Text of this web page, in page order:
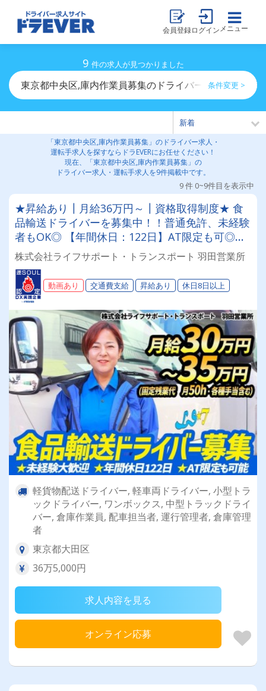
会員登録ログイン メニュー
9 件の求人が見つかりました
東京都中央区,庫内作業員募集のドライバー求人・運転手
条件変更 >
「東京都中央区,庫内作業員募集」のドライバー求人・
運転手求人を探すならドラEVERにお任せください！
現在、「東京都中央区,庫内作業員募集」の
ドライバー求人・運転手求人を9件掲載中です。
9 件 0~9件目を表示中
★昇給あり┃月給36万円～┃資格取得制度★ 食
品輸送ドライバーを募集中！！普通免許、未経験
者もOK◎ 【年間休日：122日】AT限定も可◎ス
キルアップ応援します◎設立したばかりのフレッ
シュ企業です！
株式会社ライフサポート・トランスポート 羽田営業所
動画あり 交通費支給 昇給あり 休日8日以上
軽貨物配送ドライバー, 軽車両ドライバー, 小型トラ
ックドライバー, ワンボックス, 中型トラックドライ
バー, 倉庫作業員, 配車担当者, 運行管理者, 倉庫管理
者
東京都大田区
36万5,000円
求人内容を見る
オンライン応募